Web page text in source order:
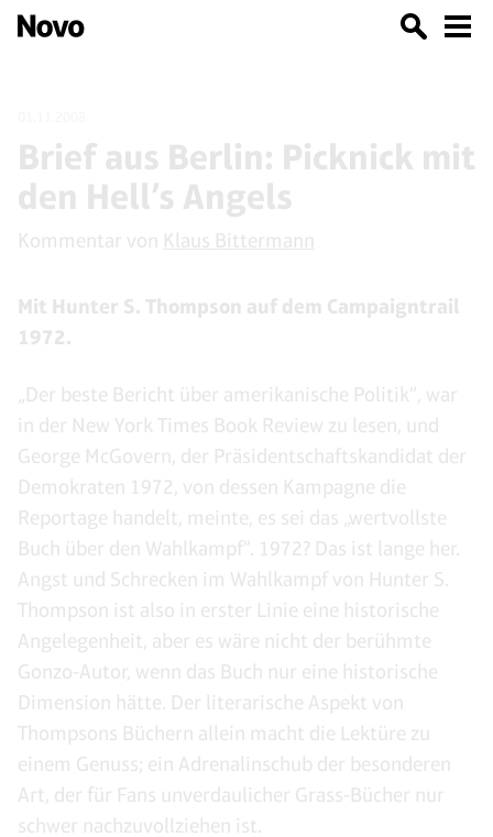
Brief aus Berlin: Picknick mit
den Hell’s Angels
Kommentar von Klaus Bittermann
Mit Hunter S. Thompson auf dem Campaigntrail
1972.
„Der beste Bericht über amerikanische Politik“, war
in der New York Times Book Review zu lesen, und
George McGovern, der Präsidentschaftskandidat der
Demokraten 1972, von dessen Kampagne die
Reportage handelt, meinte, es sei das „wertvollste
Buch über den Wahlkampf“. 1972? Das ist lange her.
Angst und Schrecken im Wahlkampf von Hunter S.
Thompson ist also in erster Linie eine historische
Angelegenheit, aber es wäre nicht der berühmte
Gonzo-Autor, wenn das Buch nur eine historische
Dimension hätte. Der literarische Aspekt von
Thompsons Büchern allein macht die Lektüre zu
einem Genuss; ein Adrenalinschub der besonderen
Art, der für Fans unverdaulicher Grass-Bücher nur
schwer nachzuvollziehen ist.